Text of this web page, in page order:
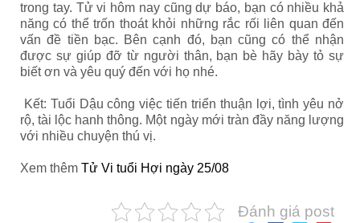
trong tay. Tử vi hôm nay cũng dự báo, bạn có nhiều khả
năng có thể trốn thoát khỏi những rắc rối liên quan đến
vấn đề tiền bạc. Bên cạnh đó, bạn cũng có thể nhận
được sự giúp đỡ từ người thân, bạn bè hãy bày tỏ sự
biết ơn và yêu quý đến với họ nhé.
Kết: Tuổi Dậu công việc tiến triển thuận lợi, tình yêu nở
rộ, tài lộc hanh thông. Một ngày mới tràn đầy năng lượng
với nhiều chuyện thú vị.
Xem thêm Tử Vi tuổi Hợi ngày 25/08
Đánh giá post